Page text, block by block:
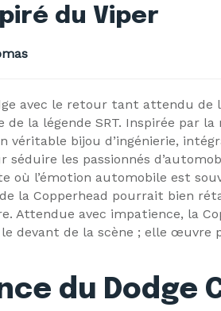
du Viper
avec le retour tant attendu de
la légende SRT. Inspirée par
véritable bijou d’ingénierie,
séduire les passionnés
où l’émotion automobile est
la Copperhead pourrait bien
Attendue avec impatience, la
devant de la scène ; elle œuvre
du Dodge